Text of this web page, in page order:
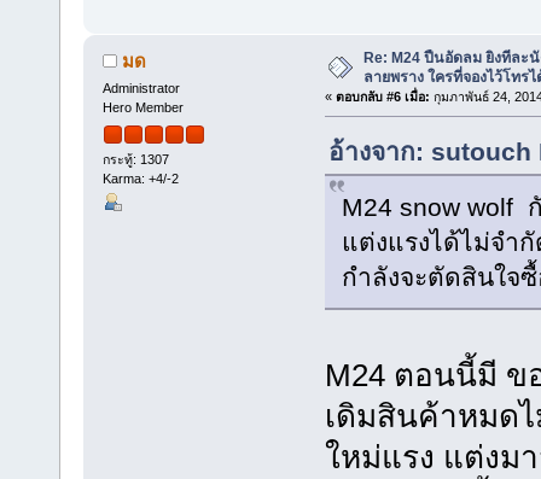
มด
Administrator
Hero Member
กระทู้: 1307
Karma: +4/-2
Re: M24 ปืนอัดลม ยิงทีละ
ลายพราง ใครที่จองไว้โทร
« ตอบกลับ #6 เมื่อ: กุมภาพันธ์ 24,
อ้างจาก: sutouch
M24 snow wolf
แต่งแรงได้ไม่จำ
กำลังจะตัดสินใจ
M24 ตอนนี้มี ข
เดิมสินค้าหมด
ใหม่แรง แต่งม